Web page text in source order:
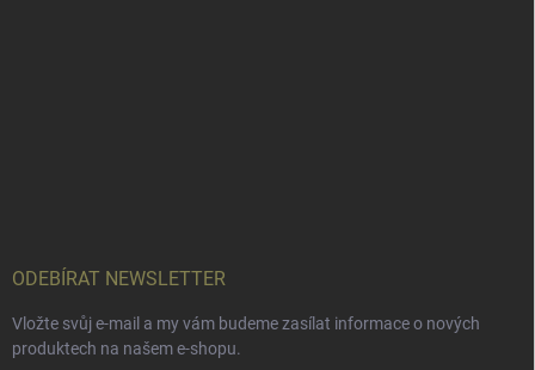
ODEBÍRAT NEWSLETTER
Vložte svůj e-mail a my vám budeme zasílat informace o nových
produktech na našem e-shopu.